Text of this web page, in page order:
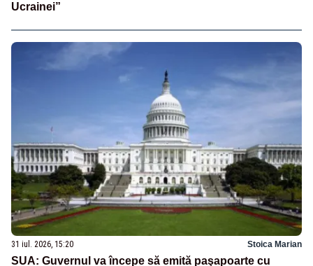
Ucrainei”
31 iul. 2026, 15:20 Stoica Marian
SUA: Guvernul va începe să emită paşapoarte cu